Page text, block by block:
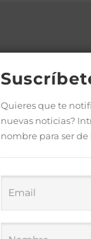
Quieres que te
nuevas noticias?
nombre para ser de